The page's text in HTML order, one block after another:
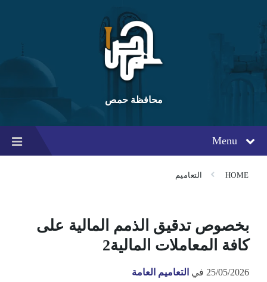
content
main
navigation
footer
محافظة حمص
Menu
HOME التعاميم
بخصوص تدقيق الذمم المالية على
كافة المعاملات المالية2
25/05/2026 في التعاميم العامة